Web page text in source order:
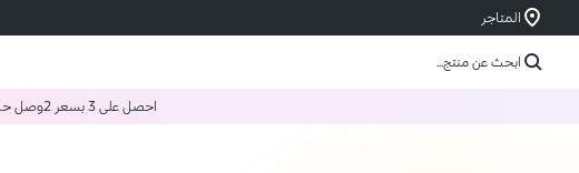
المتاجر
ابحث عن منتج...
احصل على 3 بسعر 2 وصل